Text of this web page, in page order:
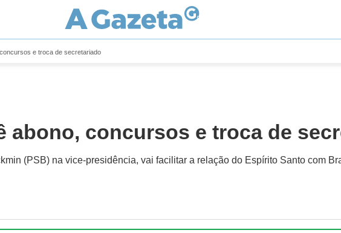
e troca de secretariado
abono, concursos e troca de
(PSB) na vice-presidência, vai facilitar a relação do Espírito Santo com